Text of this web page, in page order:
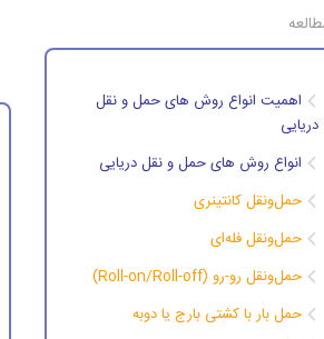
اهمیت انواع روش های حمل و نقل
دریایی
انواع روش های حمل و نقل دریایی
حمل‌ونقل کانتینری
حمل‌ونقل فله‌ای
حمل‌ونقل رو-رو (Roll-on/Roll-off)
حمل بار با کشتی بارج یا دوبه